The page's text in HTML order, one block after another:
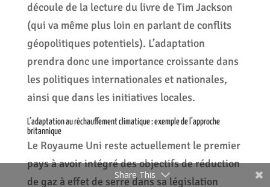
découle de la lecture du livre de Tim Jackson
(qui va même plus loin en parlant de conflits
géopolitiques potentiels). L’adaptation
prendra donc une importance croissante dans
les politiques internationales et nationales,
ainsi que dans les initiatives locales.
L’adaptation au réchauffement climatique : exemple de l’approche
britannique
Le Royaume Uni reste actuellement le premier
pays à avoir intégré des objectifs de réduction
de gaz à effet de serre dans sa législation
Share This